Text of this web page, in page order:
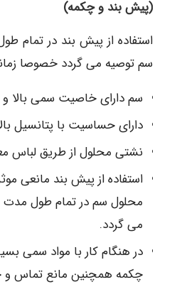
(پیش بند و چکمه)
استفاده از پیش بند در تمام
سم توصیه می گردد خصوصا
سم دارای خاصیت سمی بالا
دارای حساسیت با پتانسیل
نشتی محلول از طریق لباس
استفاده از پیش بند مانعی
محلول سم در تمام طول مدت
می گردد.
در هنگام کار با مواد سمی
چکمه همچنین مانع تماس و